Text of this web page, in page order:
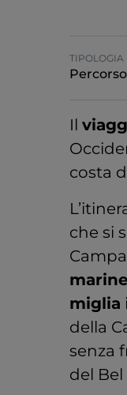
TIPOLOGIA
Il
costa
che si
miglia
della
senza
del Bel